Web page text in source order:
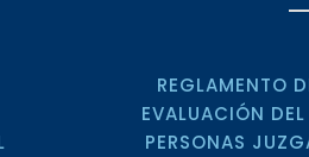
REGLAMENTO
EVALUACIÓN
PERSONAS